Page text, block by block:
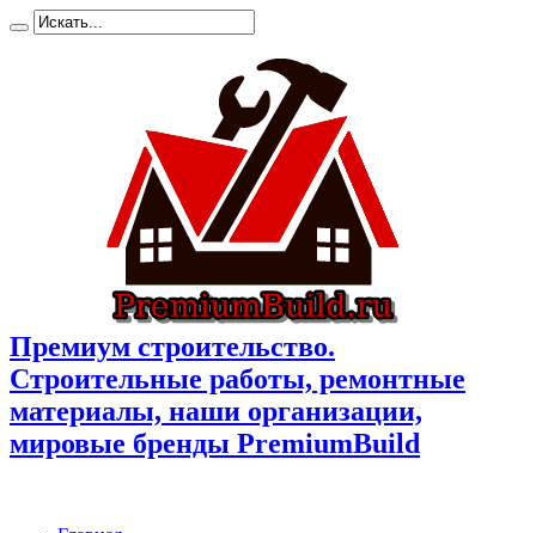
Премиум cтроительство.
Cтроительные работы, ремонтные
материалы, наши организации,
мировые бренды PremiumBuild